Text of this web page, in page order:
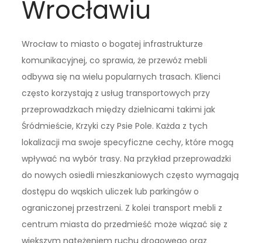
Wrocławiu
Wrocław to miasto o bogatej infrastrukturze
komunikacyjnej, co sprawia, że przewóz mebli
odbywa się na wielu popularnych trasach. Klienci
często korzystają z usług transportowych przy
przeprowadzkach między dzielnicami takimi jak
Śródmieście, Krzyki czy Psie Pole. Każda z tych
lokalizacji ma swoje specyficzne cechy, które mogą
wpływać na wybór trasy. Na przykład przeprowadzki
do nowych osiedli mieszkaniowych często wymagają
dostępu do wąskich uliczek lub parkingów o
ograniczonej przestrzeni. Z kolei transport mebli z
centrum miasta do przedmieść może wiązać się z